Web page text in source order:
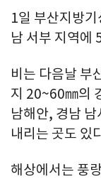
1일 부산지방
남 서부 지역에
비는 다음날 부
지 20~60㎜의
남해안, 경남
내리는 곳도 있
해상에서는 풍